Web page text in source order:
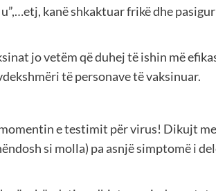
kanë shkaktuar frikë dhe
jo vetëm që duhej të ishin më
të personave të vaksinuar.
e testimit për virus! Dikujt me
si molla) pa asnjë simptomë i